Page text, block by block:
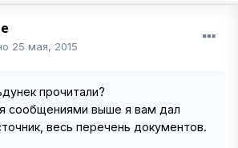
25 мая, 2015
прочитали?
сообщениями выше я вам дал
весь перечень документов.